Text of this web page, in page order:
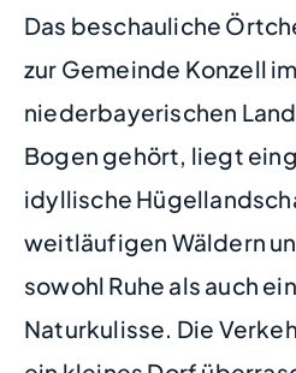
Das beschauliche
zur Gemeinde Konzell im
niederbayerischen
Bogen gehört, liegt
idyllische
weitläufigen Wäldern
sowohl Ruhe als auch
Naturkulisse. Die